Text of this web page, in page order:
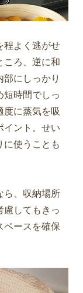
程よく逃がせ
ころ、逆に和
にしっかり
短時間でしっ
度に蒸気を吸
イント。せい
に使うことも
ら、収納場所
慮してもきっ
ペースを確保